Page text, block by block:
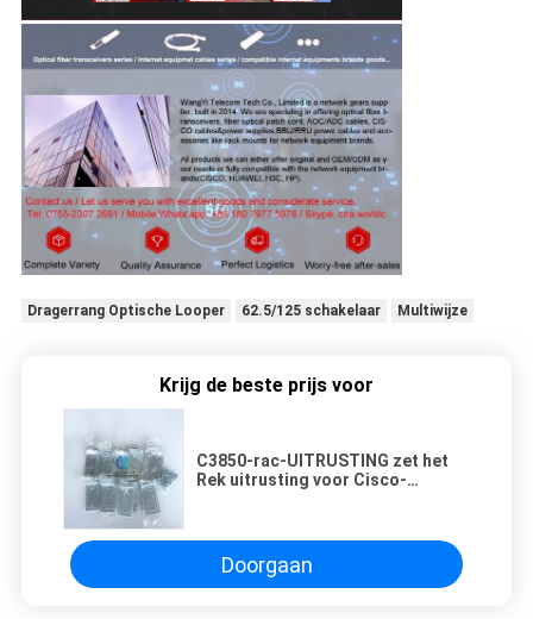
Dragerrang Optische Looper 62.5/125 schakelaar Multiwijze
Krijg de beste prijs voor
C3850-rac-UITRUSTING zet het
Rek uitrusting voor Cisco-
48t-l op
Doorgaan